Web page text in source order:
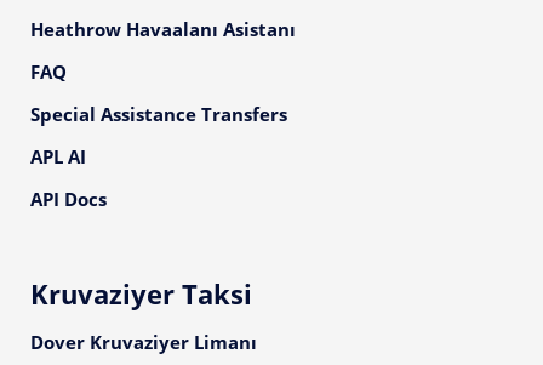
Heathrow Havaalanı Asistanı
FAQ
Special Assistance Transfers
APL AI
API Docs
Kruvaziyer Taksi
Dover Kruvaziyer Limanı